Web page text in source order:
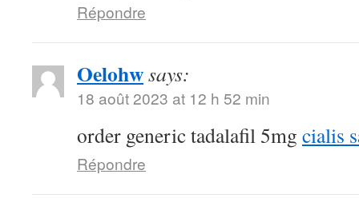
Répondre
Oelohwsays:
18 août 2023 at 12 h 52 min
order generic tadalafil 5mg cialis
Répondre